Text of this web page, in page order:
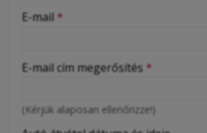
-
-
-
-
E-mail *
E-mail cím megerősítés *
(Kérjük alaposan ellenőrizze!)